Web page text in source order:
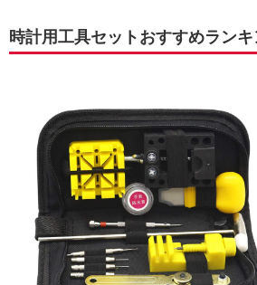
時計用工具セットおすすめラン